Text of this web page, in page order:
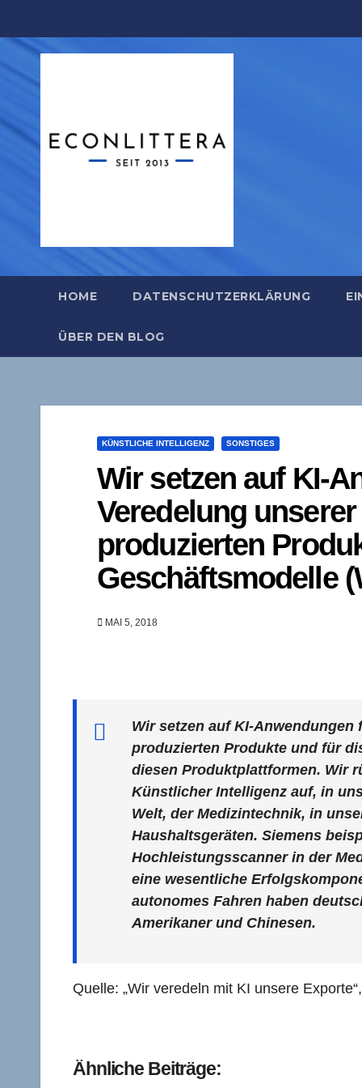
Inhalt
springen
HOME DATENSCHUTZERKLÄRUNG
ÜBER DEN BLOG
KÜNSTLICHE INTELLIGENZ SONSTIGES
Wir setzen auf KI-
Veredelung
produzierten
Geschäftsmodelle
MAI 5, 2018
Wir setzen auf KI-
produzierten Produkte und für
diesen Produktplattformen. Wir
Künstlicher Intelligenz auf, in
Welt, der Medizintechnik, in
Haushaltsgeräten. Siemens
Hochleistungsscanner in der
eine wesentliche
autonomes Fahren haben
Amerikaner und Chinesen.
Quelle: „Wir veredeln mit KI unsere
Ähnliche Beiträge: